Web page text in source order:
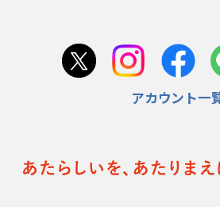
首位スピアーズ、充実の攻撃力 「湧き出る
2026年1月8日(木)更新
ルデ
アカウント一